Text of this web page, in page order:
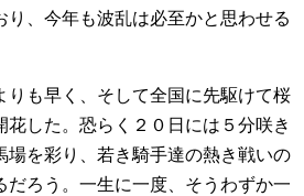
り、今年も波乱は必至かと思わせる
も早く、そして全国に先駆けて桜
花した。恐らく２０日には５分咲き
場を彩り、若き騎手達の熱き戦いの
だろう。一生に一度、そうわずか一